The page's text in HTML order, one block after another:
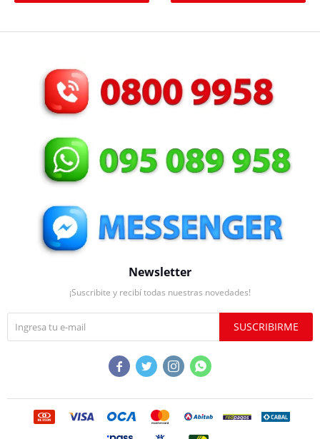
Newsletter
¡Suscribite y recibí todas nuestras novedades!
SUSCRIBIRME
   